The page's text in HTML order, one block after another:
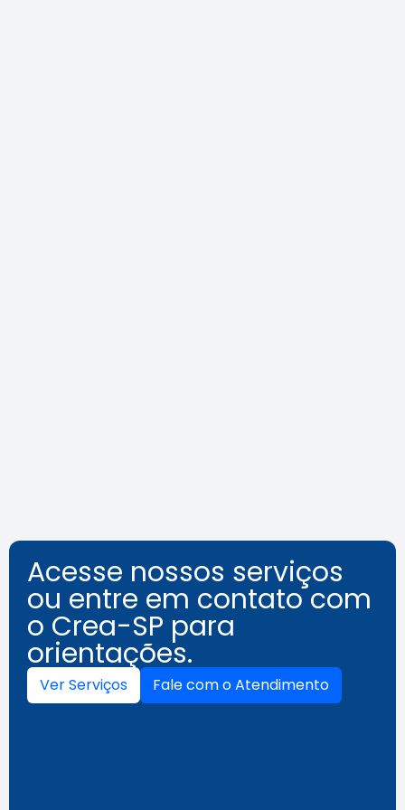
Acesse nossos serviços
ou entre em contato com
o Crea-SP para
orientações.
Ver Serviços Fale com o Atendimento